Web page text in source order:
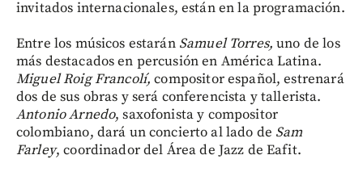
invitados internacionales, están en la programación.
Entre los músicos estarán Samuel Torres,uno de los
más destacados en percusión en América Latina.
Miguel Roig Francolí,compositor español, estrenará
dos de sus obras y será conferencista y tallerista.
Antonio Arnedo, saxofonista y compositor
colombiano, dará un concierto al lado de Sam
Farley, coordinador del Área de Jazz de Eafit.